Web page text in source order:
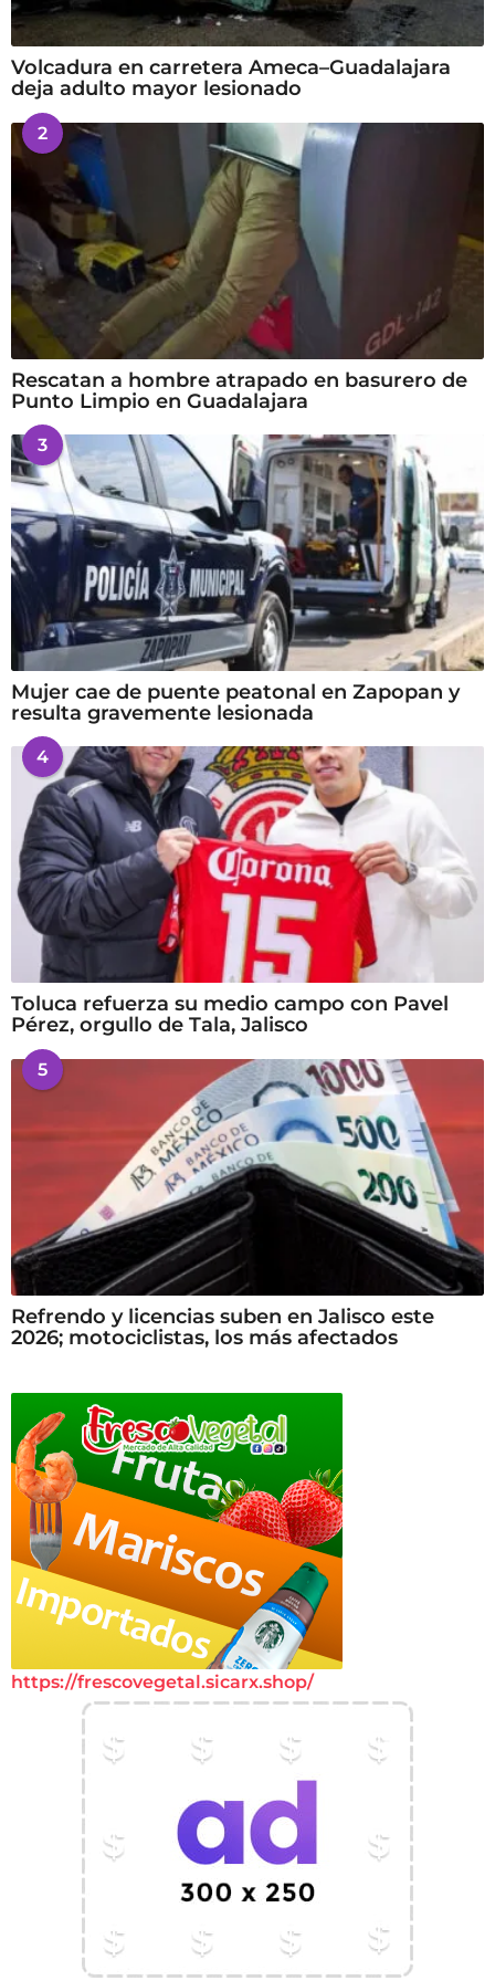
Volcadura en carretera Ameca–Guadalajara
deja adulto mayor lesionado
2
Rescatan a hombre atrapado en basurero de
Punto Limpio en Guadalajara
3
Mujer cae de puente peatonal en Zapopan y
resulta gravemente lesionada
4
Toluca refuerza su medio campo con Pavel
Pérez, orgullo de Tala, Jalisco
5
Refrendo y licencias suben en Jalisco este
2026; motociclistas, los más afectados
https://frescovegetal.sicarx.shop/